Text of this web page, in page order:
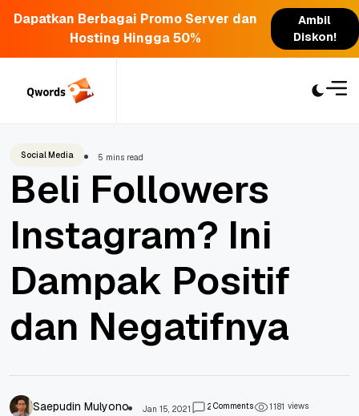
Dapatkan Berbagai Promo Server dan
Hosting Hingga 50%
Ambil
Diskon!
Social Media 5 mins read
Beli Followers
Instagram? Ini
Dampak Positif
dan Negatifnya
Saepudin Mulyono Jan 15, 2021 2Comments 1181 views